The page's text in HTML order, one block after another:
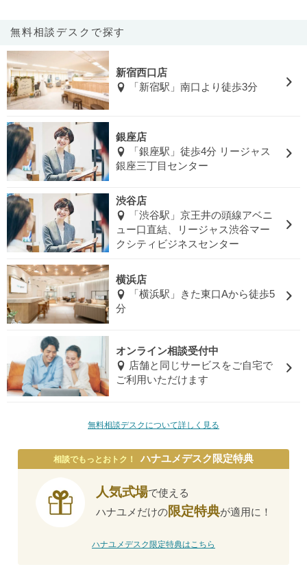
無料相談デスクで探す
新宿西口店
「新宿駅」南口より徒歩3分
銀座店
「銀座駅」徒歩4分 リージャス
銀座三丁目センター
渋谷店
「渋谷駅」京王井の頭線アベニ
ュー口直結、リージャス渋谷マー
クシティビジネスセンター
横浜店
「横浜駅」きた東口Aから徒歩5
分
オンライン相談受付中
店舗と同じサービスをご自宅で
ご利用いただけます
無料相談デスクについて詳しく見る
相談でもっとおトク！ ハナユメデスク限定特典
人気式場で使える
ハナユメだけの限定特典が適用に！
ハナユメデスク限定特典はこちら